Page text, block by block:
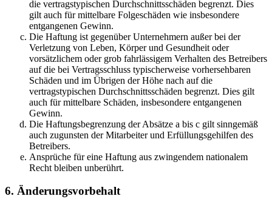
die vertragstypischen Durchschnittsschäden begrenzt. Dies
gilt auch für mittelbare Folgeschäden wie insbesondere
entgangenen Gewinn.
Die Haftung ist gegenüber Unternehmern außer bei der
Verletzung von Leben, Körper und Gesundheit oder
vorsätzlichem oder grob fahrlässigem Verhalten des Betreibers
auf die bei Vertragsschluss typischerweise vorhersehbaren
Schäden und im Übrigen der Höhe nach auf die
vertragstypischen Durchschnittsschäden begrenzt. Dies gilt
auch für mittelbare Schäden, insbesondere entgangenen
Gewinn.
Die Haftungsbegrenzung der Absätze a bis c gilt sinngemäß
auch zugunsten der Mitarbeiter und Erfüllungsgehilfen des
Betreibers.
Ansprüche für eine Haftung aus zwingendem nationalem
Recht bleiben unberührt.
6. Änderungsvorbehalt